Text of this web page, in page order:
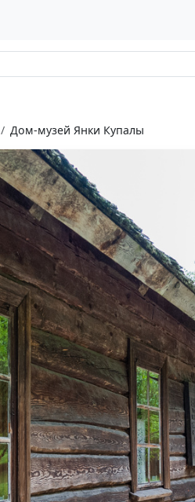
Дом-музей Янки Купалы